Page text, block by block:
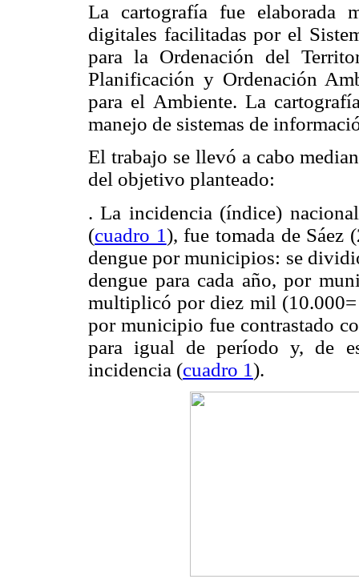
La cartografía fue elaborada
digitales facilitadas por el
para la Ordenación del
Planificación y Ordenación
para el Ambiente. La
manejo de sistemas de
El trabajo se llevó a cabo
del objetivo planteado:
. La incidencia (índice)
(cuadro 1), fue tomada de Sáez
dengue por municipios: se
dengue para cada año, por
multiplicó por diez mil (10.000=
por municipio fue contrastado
para igual de período y, de
incidencia (cuadro 1).